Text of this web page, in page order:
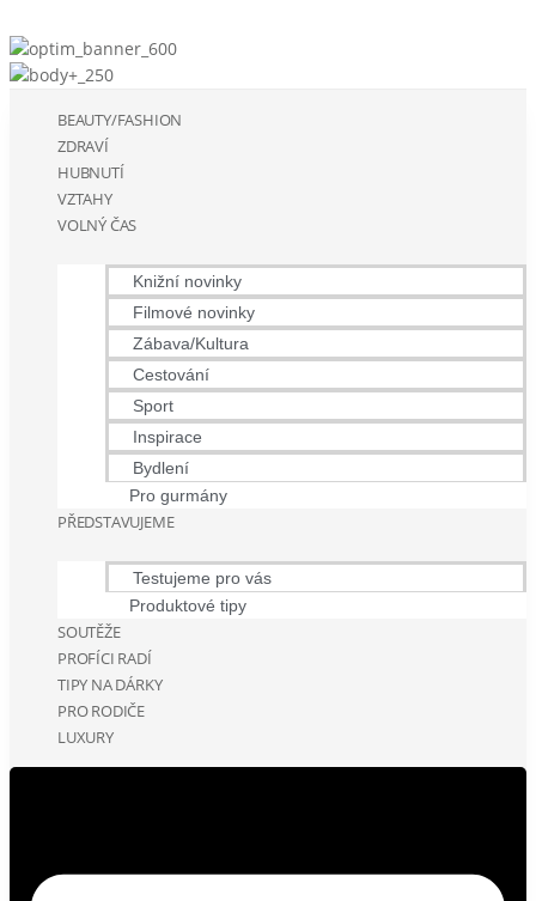
BEAUTY/FASHION
ZDRAVÍ
HUBNUTÍ
VZTAHY
VOLNÝ ČAS
Knižní novinky
Filmové novinky
Zábava/Kultura
Cestování
Sport
Inspirace
Bydlení
Pro gurmány
PŘEDSTAVUJEME
Testujeme pro vás
Produktové tipy
SOUTĚŽE
PROFÍCI RADÍ
TIPY NA DÁRKY
PRO RODIČE
LUXURY